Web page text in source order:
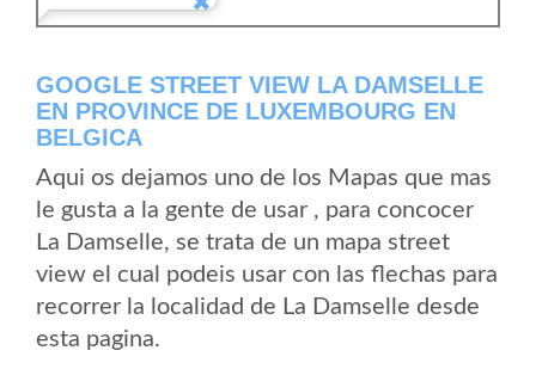
GOOGLE STREET VIEW LA DAMSELLE
EN PROVINCE DE LUXEMBOURG EN
BELGICA
Aqui os dejamos uno de los Mapas que mas
le gusta a la gente de usar , para concocer
La Damselle, se trata de un mapa street
view el cual podeis usar con las flechas para
recorrer la localidad de La Damselle desde
esta pagina.